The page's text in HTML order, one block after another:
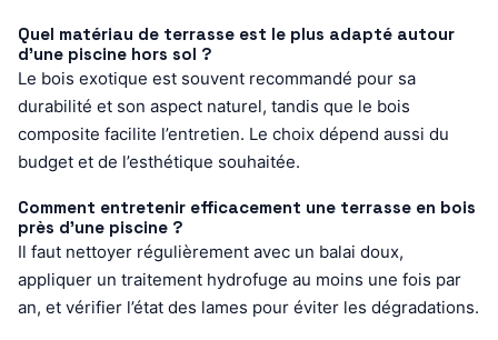
Quel matériau de terrasse est le plus adapté autour
d’une piscine hors sol ?
Le bois exotique est souvent recommandé pour sa
durabilité et son aspect naturel, tandis que le bois
composite facilite l’entretien. Le choix dépend aussi du
budget et de l’esthétique souhaitée.
Comment entretenir efficacement une terrasse en bois
près d’une piscine ?
Il faut nettoyer régulièrement avec un balai doux,
appliquer un traitement hydrofuge au moins une fois par
an, et vérifier l’état des lames pour éviter les dégradations.